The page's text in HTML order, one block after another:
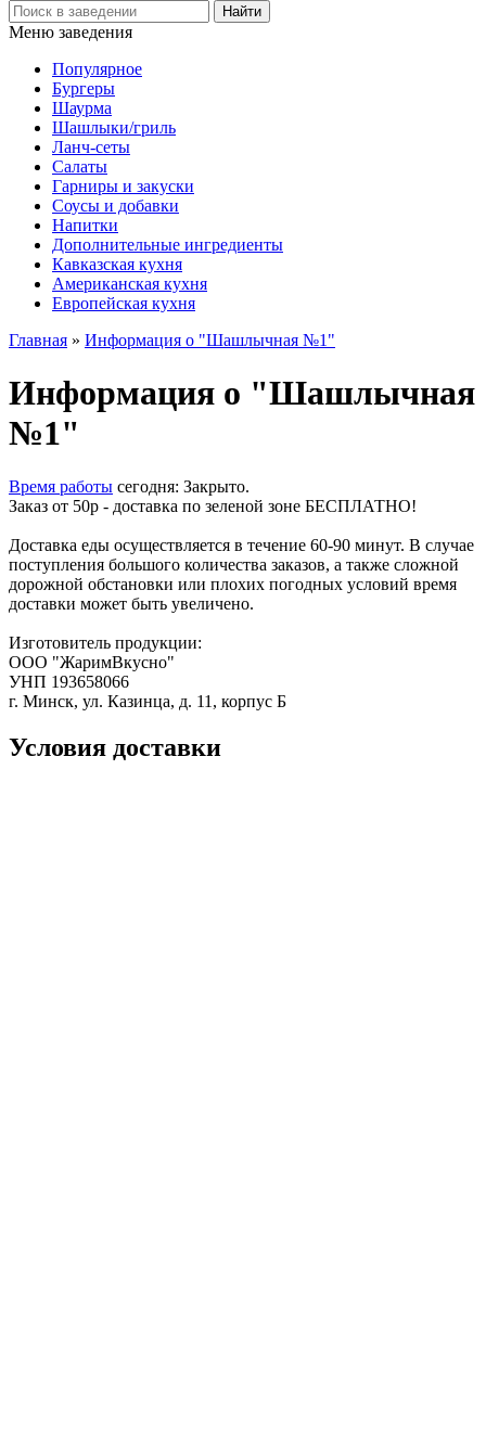
Меню заведения
Популярное
Бургеры
Шаурма
Шашлыки/гриль
Ланч-сеты
Салаты
Гарниры и закуски
Соусы и добавки
Напитки
Дополнительные ингредиенты
Кавказская кухня
Американская кухня
Европейская кухня
Главная » Информация о "Шашлычная №1"
Информация о "Шашлычная
№1"
Время работы сегодня: Закрыто.
Заказ от 50р - доставка по зеленой зоне БЕСПЛАТНО!
Доставка еды осуществляется в течение 60-90 минут. В случае
поступления большого количества заказов, а также сложной
дорожной обстановки или плохих погодных условий время
доставки может быть увеличено.
Изготовитель продукции:
ООО "ЖаримВкусно"
УНП 193658066
г. Минск, ул. Казинца, д. 11, корпус Б
Условия доставки